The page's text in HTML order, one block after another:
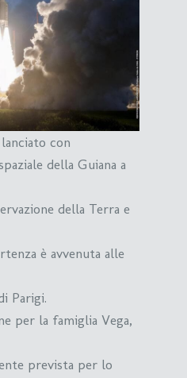
con
della Guiana a
della Terra e
è avvenuta alle
Parigi.
per la famiglia Vega,
prevista per lo